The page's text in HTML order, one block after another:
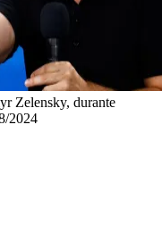
Zelensky, durante
2024